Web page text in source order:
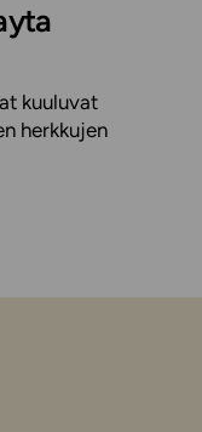
kuuluvat
herkkujen